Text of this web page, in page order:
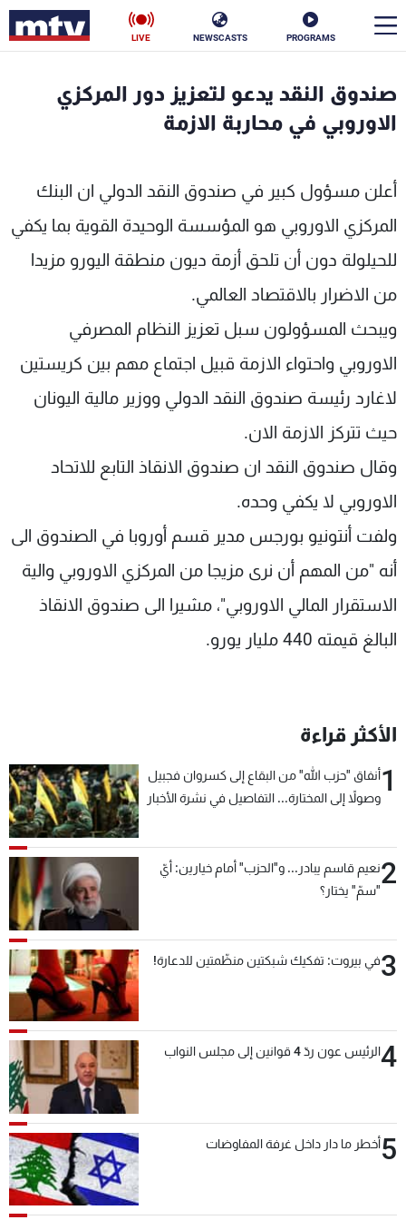
PROGRAMS
NEWSCASTS
LIVE
صندوق النقد يدعو لتعزيز دور المركزي
الاوروبي في محاربة الازمة
أعلن مسؤول كبير في صندوق النقد الدولي ان البنك
المركزي الاوروبي هو المؤسسة الوحيدة القوية بما يكفي
للحيلولة دون أن تلحق أزمة ديون منطقة اليورو مزيدا
من الاضرار بالاقتصاد العالمي.
ويبحث المسؤولون سبل تعزيز النظام المصرفي
الاوروبي واحتواء الازمة قبيل اجتماع مهم بين كريستين
لاغارد رئيسة صندوق النقد الدولي ووزير مالية اليونان
حيث تتركز الازمة الان.
وقال صندوق النقد ان صندوق الانقاذ التابع للاتحاد
الاوروبي لا يكفي وحده.
ولفت أنتونيو بورجس مدير قسم أوروبا في الصندوق الى
أنه "من المهم أن نرى مزيجا من المركزي الاوروبي والية
الاستقرار المالي الاوروبي"، مشيرا الى صندوق الانقاذ
البالغ قيمته 440 مليار يورو.
الأكثر قراءة
1أنفاق "حزب الله" من البقاع إلى كسروان فجبيل
وصولاً إلى المختارة... التفاصيل في نشرة الأخبار
2نعيم قاسم يبادر... و"الحزب" أمام خيارين: أيّ
"سمّ" يختار؟
3في بيروت: تفكيك شبكتين منظّمتين للدعارة!
4الرئيس عون ردّ 4 قوانين إلى مجلس النواب
5أخطر ما دار داخل غرفة المفاوضات
الأخبار
منوعات رياضة
كأس العالم
البرامج
جدول البرامج
شاهد البرامج
عن MTV
الإنـتـاج
لاعلاناتكم
تواصل معنا
شروط الإسـتخدام
سياسة الخصوصية